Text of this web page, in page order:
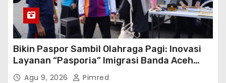
Bikin Paspor Sambil Olahraga Pagi: Inovasi
Layanan “Pasporia” Imigrasi Banda Aceh
Buat CFD Makin Ceria
Agu 9, 2026 Pimred